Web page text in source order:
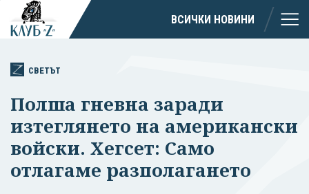
ВСИЧКИ НОВИНИ
СВЕТЪТ
Полша гневна заради
изтеглянето на американски
войски. Хегсет: Само
отлагаме разполагането